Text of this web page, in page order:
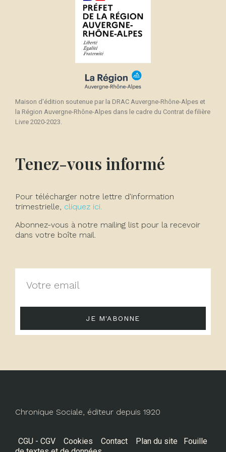
Maison d'édition soutenue par la DRAC Auvergne-Rhône-Alpes et
la Région Auvergne-Rhône-Alpes dans le cadre du Contrat de filière
Livre 2020-2023.
Tenez-vous informé
Pour télécharger notre lettre d'information
trimestrielle, cliquez ici.
Abonnez-vous à notre mailing list pour la recevoir
dans votre boîte mail.
JE M'ABONNE
Chronique Sociale, éditeur depuis 1920
CGU - CGV Cookies Contact Plan du site
Fouille